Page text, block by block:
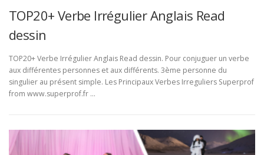
TOP20+ Verbe Irrégulier Anglais Read
dessin
TOP20+ Verbe Irrégulier Anglais Read dessin. Pour conjuguer un verbe
aux différentes personnes et aux différents. 3ème personne du
singulier au présent simple. Les Principaux Verbes Irreguliers Superprof
from www.superprof.fr …